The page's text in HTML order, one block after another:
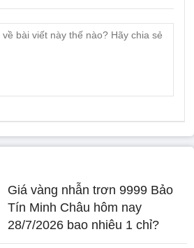
Giá vàng nhẫn trơn 9999 Bảo
Tín Minh Châu hôm nay
28/7/2026 bao nhiêu 1 chỉ?